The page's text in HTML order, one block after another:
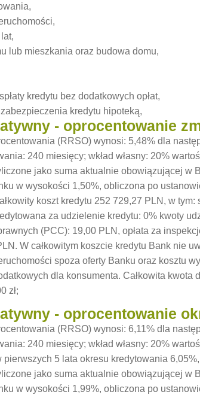
lub mieszkania oraz budowa domu,
kredytu bez dodatkowych opłat,
kredytu hipoteką,
- oprocentowanie
(RRSO) wynosi: 5,48% dla
240 miesięcy; wkład własny: 20%
jako suma aktualnie obowiązującej w
w wysokości 1,50%, obliczona po
koszt kredytu 252 729,27 PLN, w
za udzielenie kredytu: 0% kwoty
(PCC): 19,00 PLN, opłata za
W całkowitym koszcie kredytu Bank nie
spoza oferty Banku oraz kosztu
dla konsumenta. Całkowita kwota
zł;
- oprocentowanie
(RRSO) wynosi: 6,11% dla
240 miesięcy; wkład własny: 20%
pierwszych 5 lata okresu kredytowania
jako suma aktualnie obowiązującej w
w wysokości 1,99%, obliczona po